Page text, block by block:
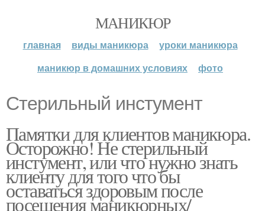
МАНИКЮР
главная виды маникюра
уроки маникюра
маникюр в домашних условиях
фото
Стерильный инстумент
Памятки для клиентов маникюра.
Осторожно! Не стерильный
инстумент, или что нужно знать
клиенту для того что бы
оставаться здоровым после
посещения маникюрных/